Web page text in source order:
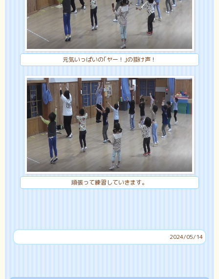
元気いっぱいの｢ヤー！｣の掛け声！
頑張って練習していきます。
2024/05/14